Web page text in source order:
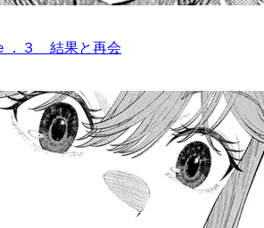
．３ 結果と再会